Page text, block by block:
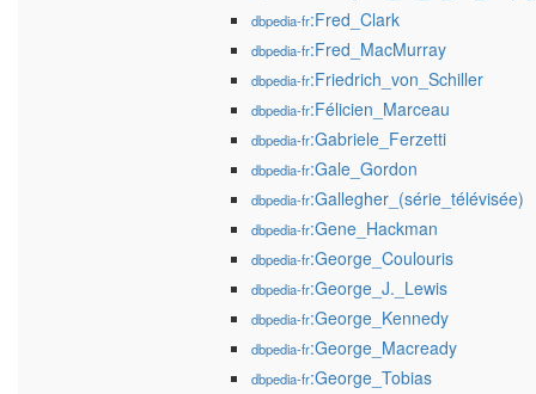
dbpedia-fr:Fred_Clark
dbpedia-fr:Fred_MacMurray
dbpedia-fr:Friedrich_von_Schiller
dbpedia-fr:Félicien_Marceau
dbpedia-fr:Gabriele_Ferzetti
dbpedia-fr:Gale_Gordon
dbpedia-fr:Gallegher_(série_télévisée)
dbpedia-fr:Gene_Hackman
dbpedia-fr:George_Coulouris
dbpedia-fr:George_J._Lewis
dbpedia-fr:George_Kennedy
dbpedia-fr:George_Macready
dbpedia-fr:George_Tobias